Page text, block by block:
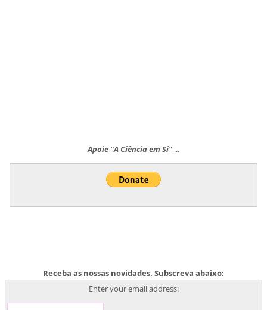
Apoie "A Ciência em Si" ...
Receba as nossas novidades. Subscreva abaixo:
Enter your email address: